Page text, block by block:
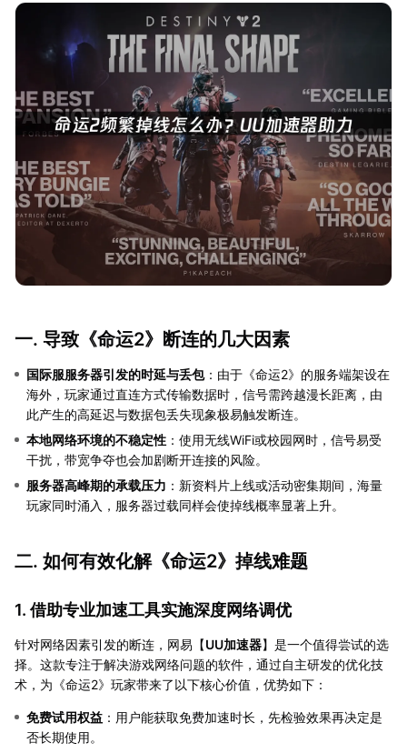
一. 导致《命运2》断连的几大因素
国际服服务器引发的时延与丢包：由于《命运2》的服务端架设在
海外，玩家通过直连方式传输数据时，信号需跨越漫长距离，由
此产生的高延迟与数据包丢失现象极易触发断连。
本地网络环境的不稳定性 ：使用无线WiFi或校园网时，信号易受
干扰，带宽争夺也会加剧断开连接的风险。
服务器高峰期的承载压力 ：新资料片上线或活动密集期间，海量
玩家同时涌入，服务器过载同样会使掉线概率显著上升。
二. 如何有效化解《命运2》掉线难题
1. 借助专业加速工具实施深度网络调优
针对网络因素引发的断连，网易【UU加速器】是一个值得尝试的选
择。这款专注于解决游戏网络问题的软件，通过自主研发的优化技
术，为《命运2》玩家带来了以下核心价值，优势如下：
免费试用权益 ：用户能获取免费加速时长，先检验效果再决定是
否长期使用。